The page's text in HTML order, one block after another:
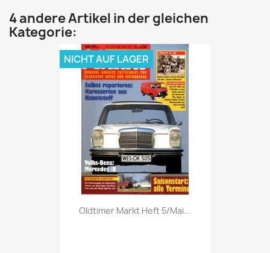
4 andere Artikel in der gleichen
Kategorie:
Vorschau
Oldtimer Markt Heft 5/Mai...
NICHT AUF LAGER